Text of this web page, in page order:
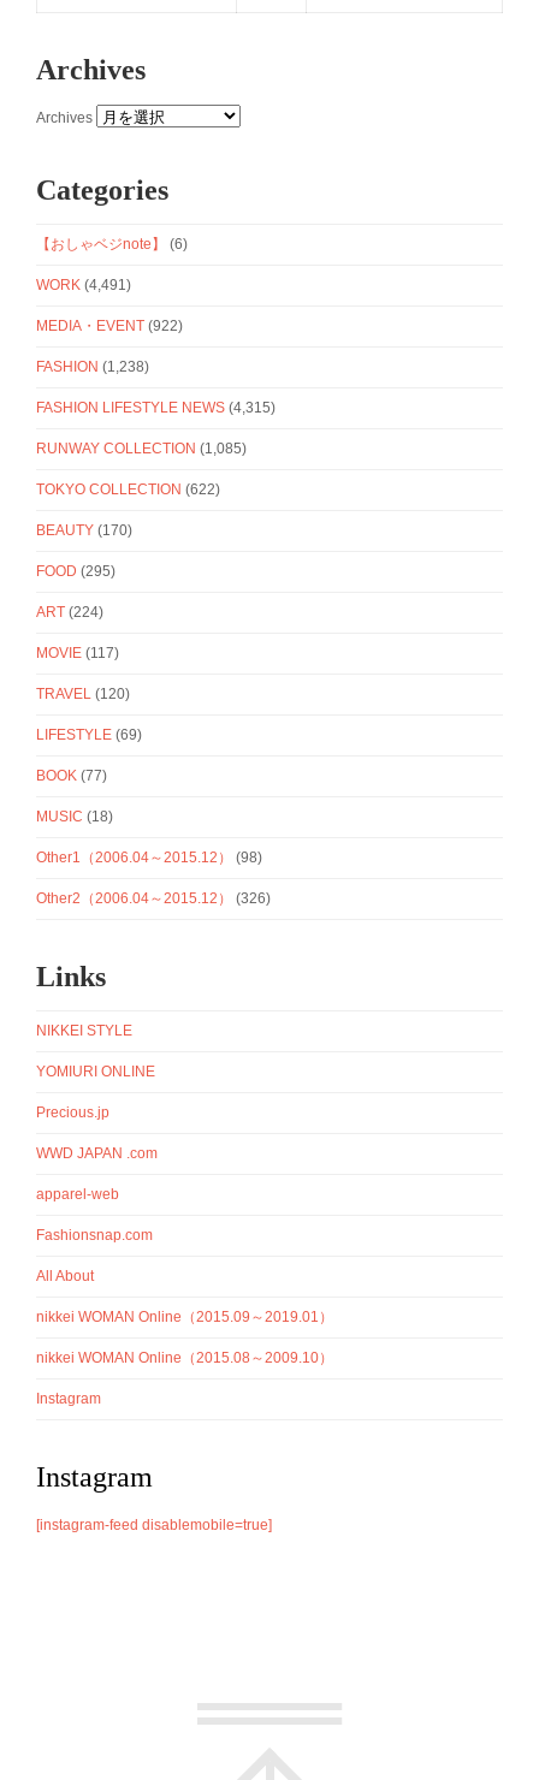
Archives
Archives
Categories
【おしゃベジnote】 (6)
WORK (4,491)
MEDIA・EVENT (922)
FASHION (1,238)
FASHION LIFESTYLE NEWS (4,315)
RUNWAY COLLECTION (1,085)
TOKYO COLLECTION (622)
BEAUTY (170)
FOOD (295)
ART (224)
MOVIE (117)
TRAVEL (120)
LIFESTYLE (69)
BOOK (77)
MUSIC (18)
Other1（2006.04～2015.12） (98)
Other2（2006.04～2015.12） (326)
Links
NIKKEI STYLE
YOMIURI ONLINE
Precious.jp
WWD JAPAN .com
apparel-web
Fashionsnap.com
All About
nikkei WOMAN Online（2015.09～2019.01）
nikkei WOMAN Online（2015.08～2009.10）
Instagram
Instagram
[instagram-feed disablemobile=true]